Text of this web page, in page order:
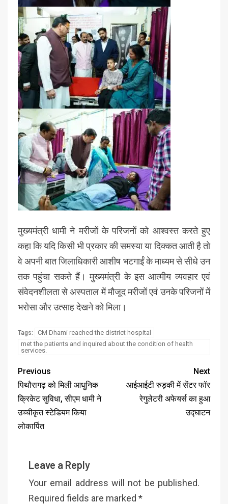
मुख्यमंत्री धामी ने मरीजों के परिजनों को आश्वस्त करते हुए
कहा कि यदि किसी भी प्रकार की समस्या या दिक्कत आती है तो
वे अपनी बात जिलाधिकारी आशीष भटगाईं के माध्यम से सीधे उन
तक पहुंचा सकते हैं। मुख्यमंत्री के इस आत्मीय व्यवहार एवं
संवेदनशीलता से अस्पताल में मौजूद मरीजों एवं उनके परिजनों में
भरोसा और उत्साह देखने को मिला।
Tags:
CM Dhami reached the district hospital
met the patients and inquired about the condition of health
services.
Previous
पिथौरागढ़ को मिली आधुनिक
क्रिकेट सुविधा, सीएम धामी ने
उच्चीकृत स्टेडियम किया
लोकार्पित
Next
आईआईटी रुड़की में सेंटर फॉर
रेगुलेटरी अफेयर्स का हुआ
उद्घाटन
Leave a Reply
Your email address will not be published.
Required fields are marked *